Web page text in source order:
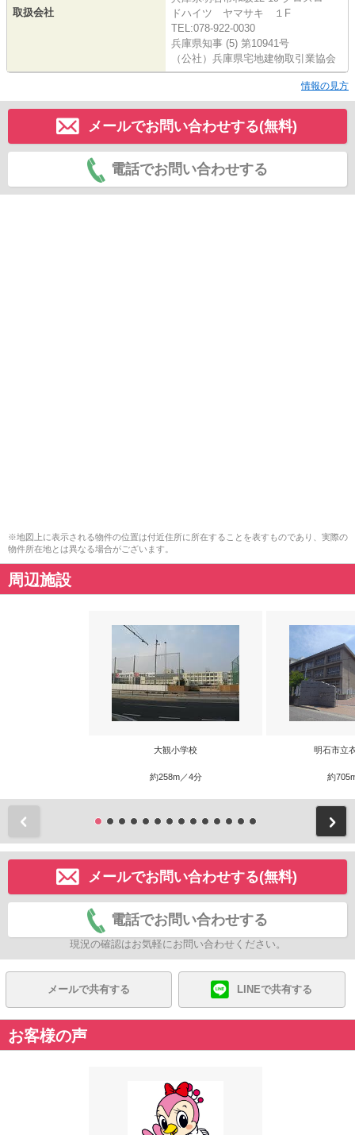
取扱会社
ドハイツ ヤマサキ １F
TEL:078-922-0030
兵庫県知事 (5) 第10941号
（公社）兵庫県宅地建物取引業協会
情報の見方
メールでお問い合わせする(無料)
電話でお問い合わせする
※地図上に表示される物件の位置は付近住所に所在することを表すものであり、実際の
物件所在地とは異なる場合がございます。
周辺施設
大観小学校
約258m／4分
明石市立
約
メールでお問い合わせする(無料)
電話でお問い合わせする
現況の確認はお気軽にお問い合わせください。
メールで共有する LINEで共有する
お客様の声